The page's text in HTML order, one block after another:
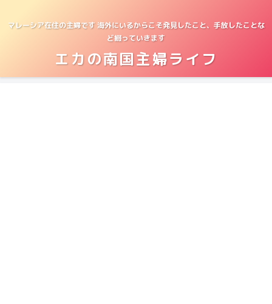
マレーシア在住の主婦です 海外にいるからこそ発見したこと、手放したことな
ど綴っていきます
エカの南国主婦ライフ